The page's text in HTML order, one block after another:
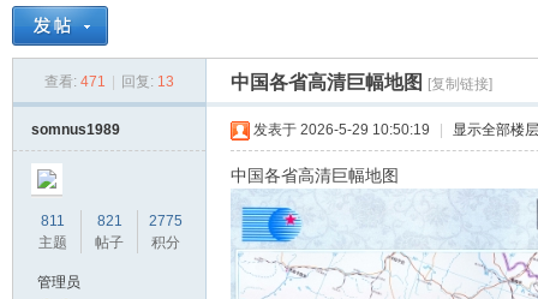
› ›
查看: 471 回复: 13 中国各省高清巨幅地图 [复制链接]
somnus1989
811
主题
821
帖子
2775
积分
管理员
发表于 2026-5-29 10:50:19 显示全部楼层
中国各省高清巨幅地图